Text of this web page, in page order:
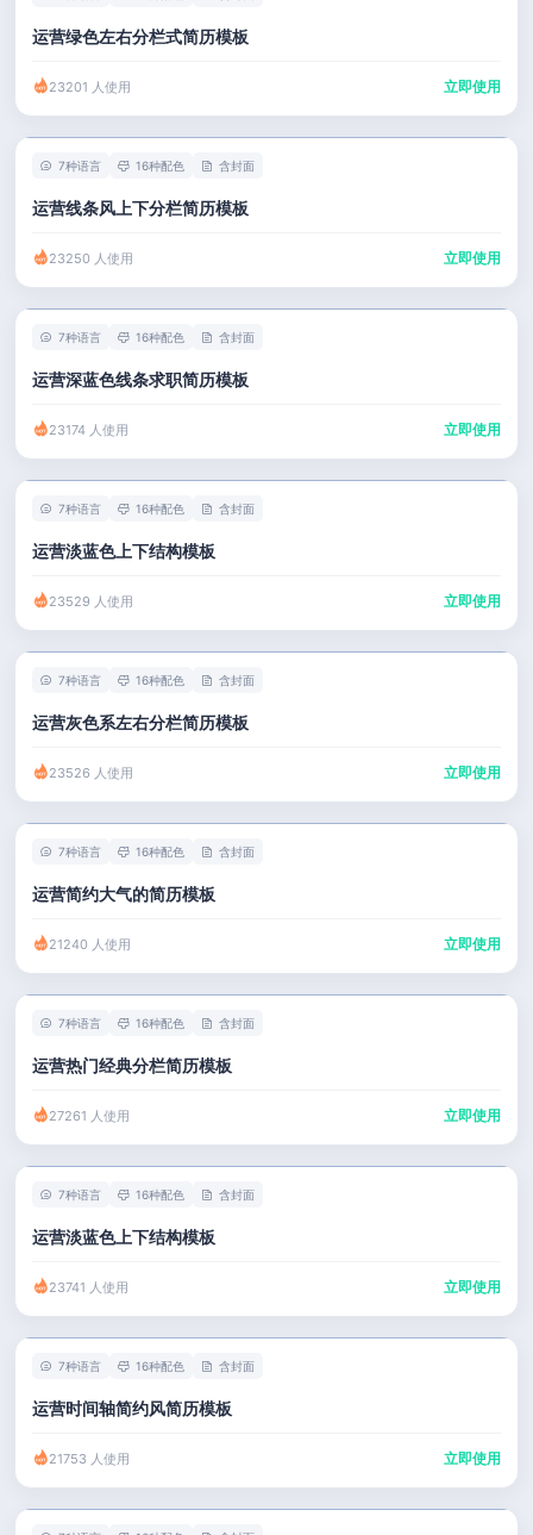
运营绿色左右分栏式简历模板
23201 人使用 立即使用
7种语言 16种配色 含封面
运营线条风上下分栏简历模板
23250 人使用 立即使用
7种语言 16种配色 含封面
运营深蓝色线条求职简历模板
23174 人使用 立即使用
7种语言 16种配色 含封面
运营淡蓝色上下结构模板
23529 人使用 立即使用
7种语言 16种配色 含封面
运营灰色系左右分栏简历模板
23526 人使用 立即使用
7种语言 16种配色 含封面
运营简约大气的简历模板
21240 人使用 立即使用
7种语言 16种配色 含封面
运营热门经典分栏简历模板
27261 人使用 立即使用
7种语言 16种配色 含封面
运营淡蓝色上下结构模板
23741 人使用 立即使用
7种语言 16种配色 含封面
运营时间轴简约风简历模板
21753 人使用 立即使用